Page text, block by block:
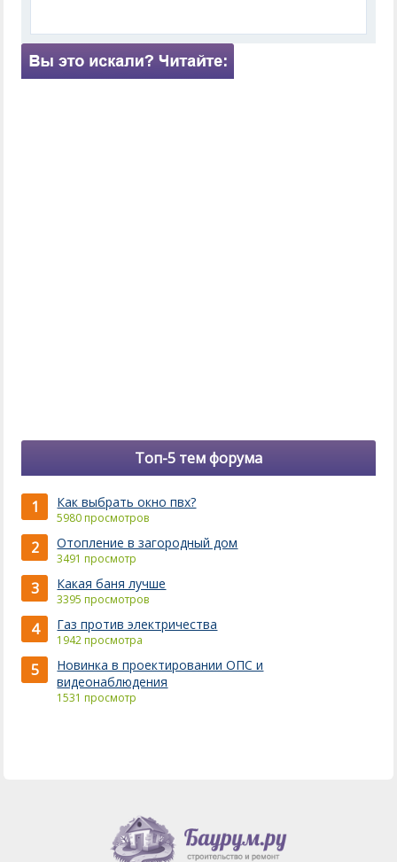
Топ-5 тем форума
1 Как выбрать окно пвх?
5980 просмотров
2 Отопление в загородный дом
3491 просмотр
3 Какая баня лучше
3395 просмотров
4 Газ против электричества
1942 просмотра
5
Новинка в проектировании ОПС и
видеонаблюдения
1531 просмотр